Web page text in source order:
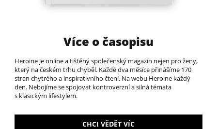
Více o časopisu
Heroine je online a tištěný společenský magazín nejen pro ženy,
který na českém trhu chyběl.​ Každé dva měsíce přinášíme 170
stran chytrého a inspirativního čtení. Na webu Heroine každý
den. Nebojíme se spojovat kontroverzní a silná témata
s klasickým lifestylem.​
CHCI VĚDĚT VÍC